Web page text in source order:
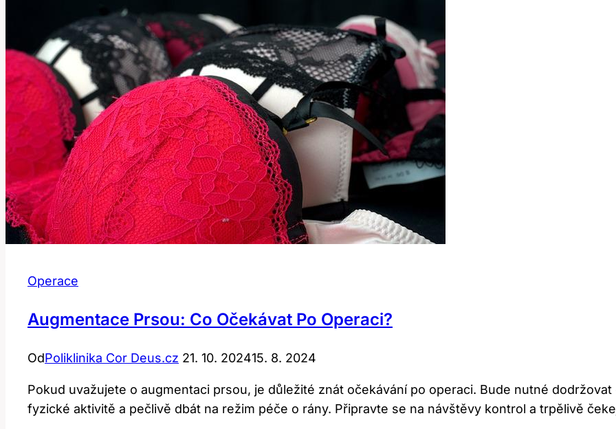
Operace
Augmentace Prsou: Co Očekávat Po Operaci?
OdPoliklinika Cor Deus.cz 21. 10. 202415. 8. 2024
Pokud uvažujete o augmentaci prsou, je důležité znát očekávání po operaci. Bude nutné
fyzické aktivitě a pečlivě dbát na režim péče o rány. Připravte se na návštěvy kontrol a trpělivě